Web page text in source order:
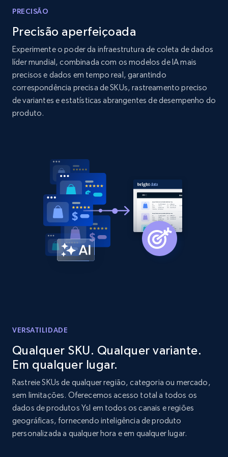
Home Depot US - Discover products by
specified URL
URL, Domain, Country code, Model number,
Sku, Product id, Product name, Manufacturer,
and more.
2.1K+ 353+ Comece agora
URL, Domain, Country code, Model number,
Sku, Product id, Product name, Manufacturer,
and more.
2.1K+ 353+ Comece agora
2.1K+ 353+ Comece agora
Etsy
URL, Product id, Listing inventory id, Title, Rating,
Reviews count shop, Reviews count item, Initial
price, and more.
PRECISÃO
Precisão aperfeiçoada
Experimente o poder da infraestrutura de coleta de dados
líder mundial, combinada com os modelos de IA mais
precisos e dados em tempo real, garantindo
correspondência precisa de SKUs, rastreamento preciso
de variantes e estatísticas abrangentes de desempenho do
produto.
VERSATILIDADE
Qualquer SKU. Qualquer variante.
Em qualquer lugar.
Rastreie SKUs de qualquer região, categoria ou mercado,
sem limitações. Oferecemos acesso total a todos os
dados de produtos Ysl em todos os canais e regiões
geográficas, fornecendo inteligência de produto
personalizada a qualquer hora e em qualquer lugar.